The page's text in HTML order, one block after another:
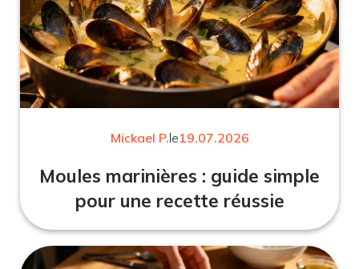
Mickael P.le19.07.2026
Moules marinières : guide simple
pour une recette réussie